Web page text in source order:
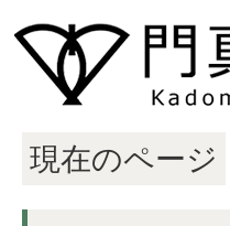
現在のページ